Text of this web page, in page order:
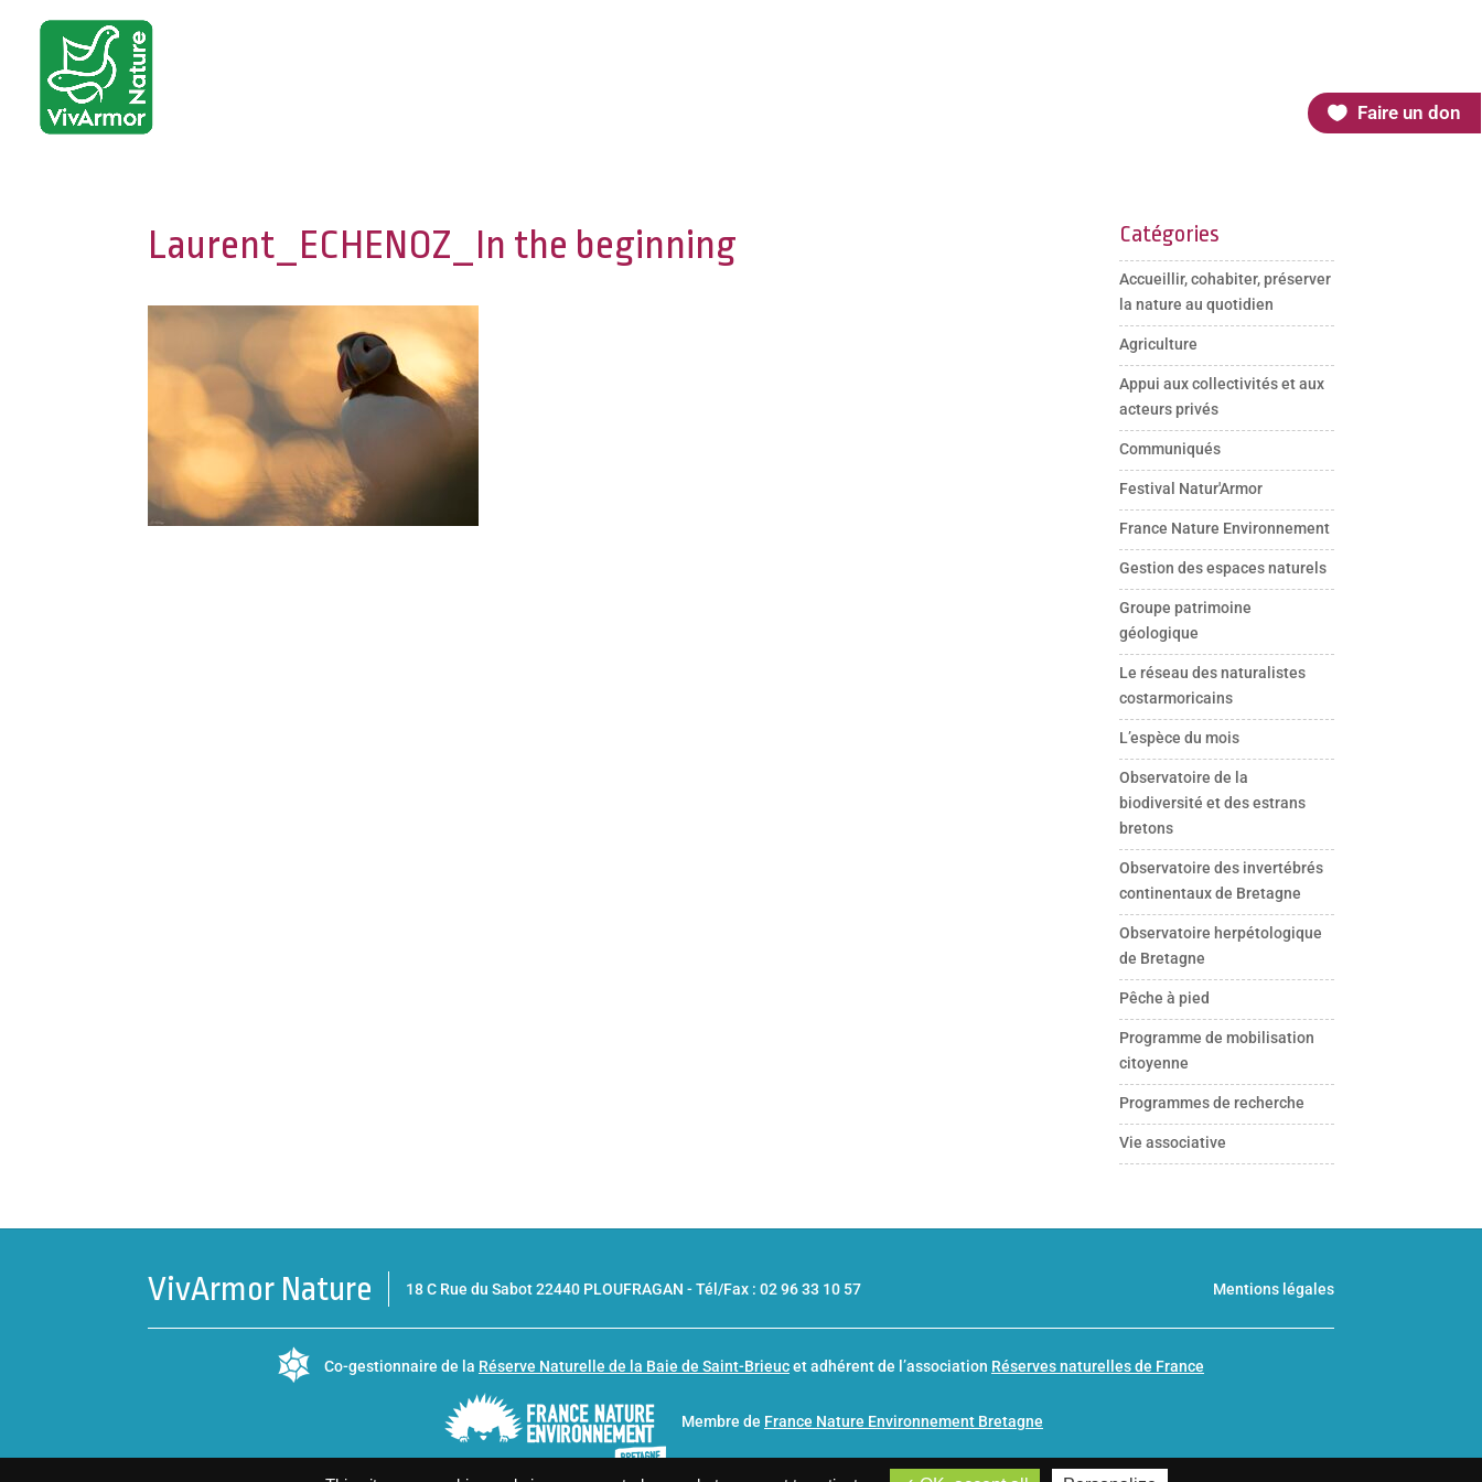
Faire un don
Laurent_ECHENOZ_In the beginning Catégories
Accueillir, cohabiter, préserver
la nature au quotidien
Agriculture
Appui aux collectivités et aux
acteurs privés
Communiqués
Festival Natur'Armor
France Nature Environnement
Gestion des espaces naturels
Groupe patrimoine
géologique
Le réseau des naturalistes
costarmoricains
L’espèce du mois
Observatoire de la
biodiversité et des estrans
bretons
Observatoire des invertébrés
continentaux de Bretagne
Observatoire herpétologique
de Bretagne
Pêche à pied
Programme de mobilisation
citoyenne
Programmes de recherche
Vie associative
VivArmor Nature 18 C Rue du Sabot 22440 PLOUFRAGAN -Tél/Fax : 02 96 33 10 57 Mentions légales
Co-gestionnaire de la Réserve Naturelle de la Baie de Saint-Brieucet adhérent de l’association Réserves naturelles de France
Membre de France Nature Environnement Bretagne